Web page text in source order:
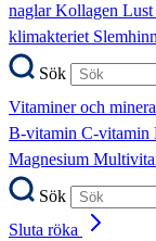
naglarKollagen Lust
klimakteriet
Sök
Vitaminer och
B-vitamin C-vitamin
Magnesium
Sök
Sluta röka